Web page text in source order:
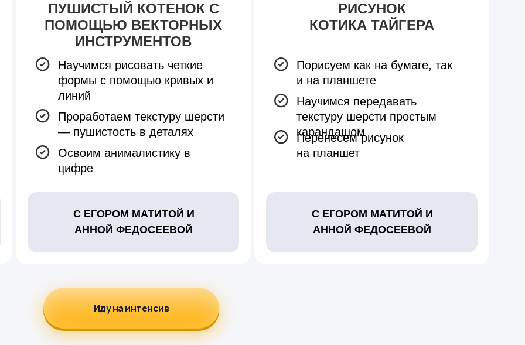
ПУШИСТЫЙ КОТЕНОК С
ПОМОЩЬЮ ВЕКТОРНЫХ
ИНСТРУМЕНТОВ
С ЕГОРОМ МАТИТОЙ И
АННОЙ ФЕДОСЕЕВОЙ
Проработаем текстуру шерсти
— пушистость в деталях
Научимся рисовать четкие
формы с помощью кривых и
линий
Освоим анималистику в
цифре
РИСУНОК
КОТИКА ТАЙГЕРА
С ЕГОРОМ МАТИТОЙ И
АННОЙ ФЕДОСЕЕВОЙ
Научимся передавать
текстуру шерсти простым
карандашом
Порисуем как на бумаге, так
и на планшете
Перенесем рисунок
на планшет
Иду на интенсив